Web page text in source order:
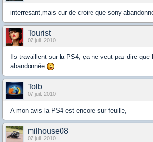
interresant,mais dur de croire que sony
Tourist
07 juil. 2010
Ils travaillent sur la PS4, ça ne veut pas dire que
abandonnée
Tolb
07 juil. 2010
A mon avis la PS4 est encore sur feuille,
milhouse08
07 juil. 2010